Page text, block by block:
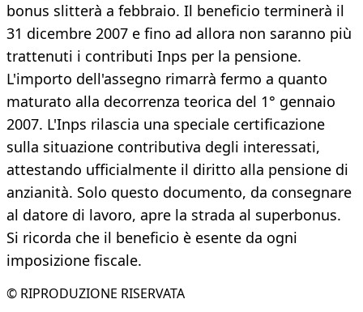
bonus slitterà a febbraio. Il beneficio terminerà il
31 dicembre 2007 e fino ad allora non saranno più
trattenuti i contributi Inps per la pensione.
L'importo dell'assegno rimarrà fermo a quanto
maturato alla decorrenza teorica del 1° gennaio
2007. L'Inps rilascia una speciale certificazione
sulla situazione contributiva degli interessati,
attestando ufficialmente il diritto alla pensione di
anzianità. Solo questo documento, da consegnare
al datore di lavoro, apre la strada al superbonus.
Si ricorda che il beneficio è esente da ogni
imposizione fiscale.
© RIPRODUZIONE RISERVATA